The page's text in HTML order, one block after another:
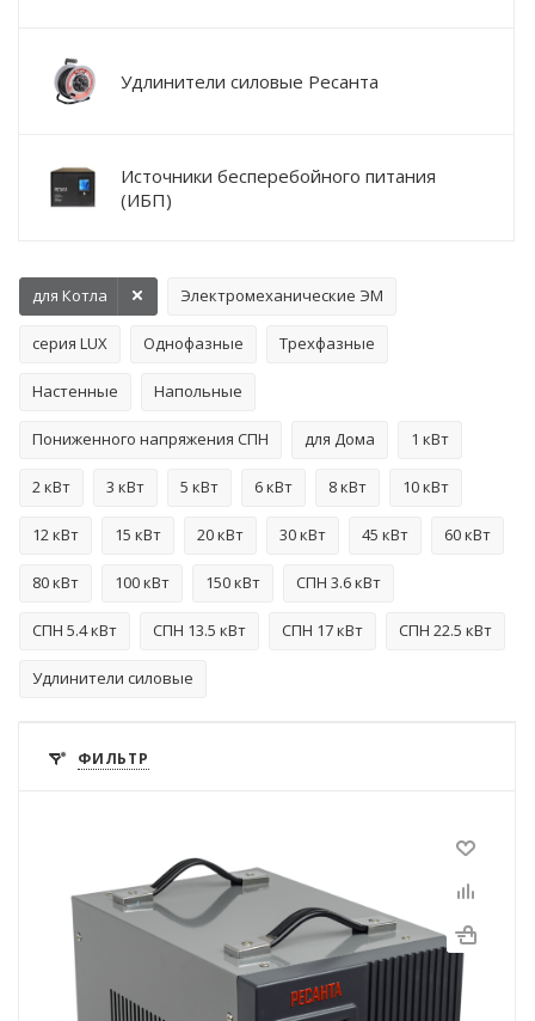
Удлинители силовые Ресанта
Источники бесперебойного питания
(ИБП)
Электромеханические ЭМ
серия LUX Однофазные Трехфазные
Настенные Напольные
Пониженного напряжения СПН для Дома
для Котла
1 кВт
2 кВт 3 кВт 5 кВт 6 кВт 8 кВт 10 кВт
12 кВт 15 кВт 20 кВт 30 кВт 45 кВт 60 кВт
80 кВт 100 кВт 150 кВт СПН 3.6 кВт
СПН 5.4 кВт СПН 13.5 кВт СПН 17 кВт СПН 22.5 кВт
Удлинители силовые
ФИЛЬТР